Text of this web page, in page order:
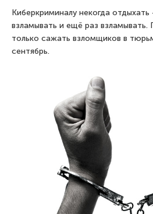
Киберкриминалу некогда отдыхать
взламывать и ещё раз взламывать.
только сажать взломщиков в
сентябрь.